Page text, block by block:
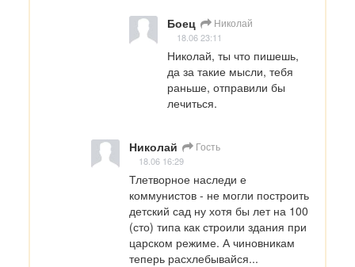
Боец Николай
18.06 23:11
Николай, ты что пишешь,
да за такие мысли, тебя
раньше, отправили бы
лечиться.
Николай Гость
18.06 16:29
Тлетворное наследи е
коммунистов - не могли построить
детский сад ну хотя бы лет на 100
(сто) типа как строили здания при
царском режиме. А чиновникам
теперь расхлебывайся...